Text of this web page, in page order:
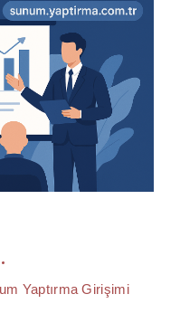
Yaptırma Girişimi